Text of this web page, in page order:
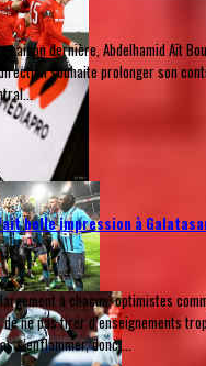
saison dernière, Abdelhamid Aït
souhaite prolonger son
belle impression à
à chacun, optimistes
de ne pas tirer d’enseignements
s’enflammer, donc,...